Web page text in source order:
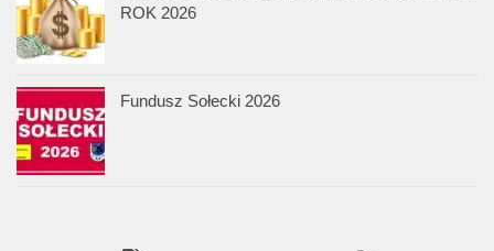
ROK 2026
Fundusz Sołecki 2026